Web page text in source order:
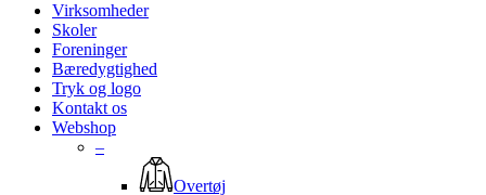
Virksomheder
Skoler
Foreninger
Bæredygtighed
Tryk og logo
Kontakt os
Webshop
–
Overtøj